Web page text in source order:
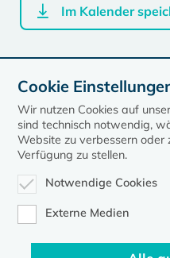
Im Kalender
zurück zur Übersicht der
Cookie
Wir nutzen Cookies auf
sind technisch notwendig,
Website zu verbessern oder
Verfügung zu stellen.
Notwendige Cookies
Externe Medien